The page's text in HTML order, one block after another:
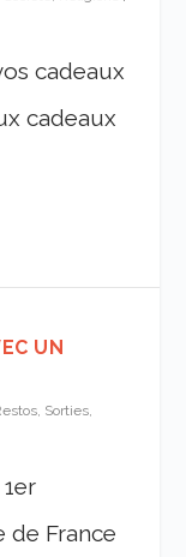
cadeaux
cadeaux
UN
Sorties,
France